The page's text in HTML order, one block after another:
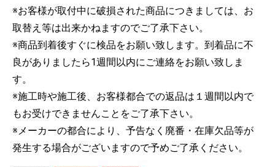
※お客様が取付中に破損された商品につきましては、お
取替え等は出来かねますのでご了承下さい。
※商品到着後すぐに検品をお願い致します。到着品に不
良がありましたら1週間以内にご連絡をお願い致しま
す。
※施工時や施工後、お客様都合での返品は１週間以内で
もお受けできませんことをご了承下さい。
※メーカーの都合により、予告なく廃番・在庫欠品等が
発生する場合がございますので予めご了承ください。